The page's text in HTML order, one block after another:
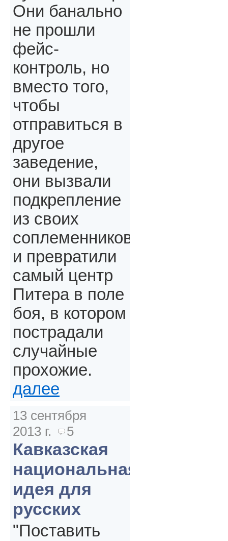
Они банально
не прошли
фейс-
контроль, но
вместо того,
чтобы
отправиться в
другое
заведение,
они вызвали
подкрепление
из своих
соплеменников
и превратили
самый центр
Питера в поле
боя, в котором
пострадали
случайные
прохожие.
далее
13 сентября
2013 г.
5
Кавказская
национальная
идея для
русских
"Поставить